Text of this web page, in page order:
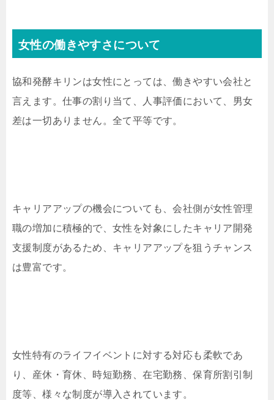
女性の働きやすさについて
協和発酵キリンは女性にとっては、働きやすい会社と
言えます。仕事の割り当て、人事評価において、男女
差は一切ありません。全て平等です。
キャリアアップの機会についても、会社側が女性管理
職の増加に積極的で、女性を対象にしたキャリア開発
支援制度があるため、キャリアアップを狙うチャンス
は豊富です。
女性特有のライフイベントに対する対応も柔軟であ
り、産休・育休、時短勤務、在宅勤務、保育所割引制
度等、様々な制度が導入されています。